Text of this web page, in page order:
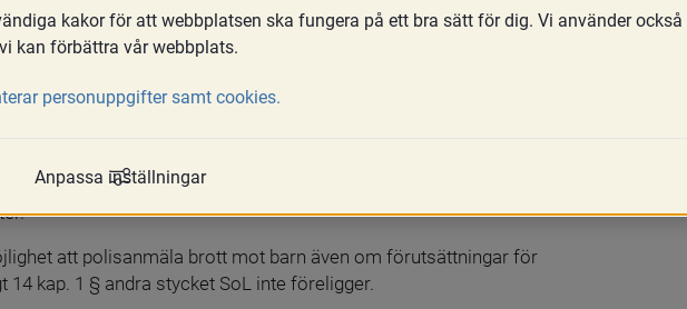
Den enskilde kan därmed helt eller delvis häva sekretessen enligt 12 kap. 2 §
från den enskilde kan familjerådgivningen därför lämna ut uppgifter till såväl
att polisanmäla brott mot barn även om förutsättningar för
14 kap. 1 § andra stycket SoL inte föreligger.
kakor för att webbplatsen ska fungera på ett bra sätt för dig. Vi använder också
kan förbättra vår webbplats.
personuppgifter samt cookies.
Anpassa inställningar